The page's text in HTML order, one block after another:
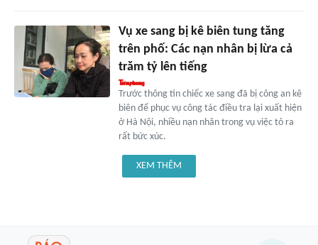
Vụ xe sang bị kê biên tung tăng
trên phố: Các nạn nhân bị lừa cả
trăm tỷ lên tiếng
Trước thông tin chiếc xe sang đã bị công an kê
biên để phục vụ công tác điều tra lại xuất hiện
ở Hà Nội, nhiều nạn nhân trong vụ việc tỏ ra
rất bức xúc.
XEM THÊM